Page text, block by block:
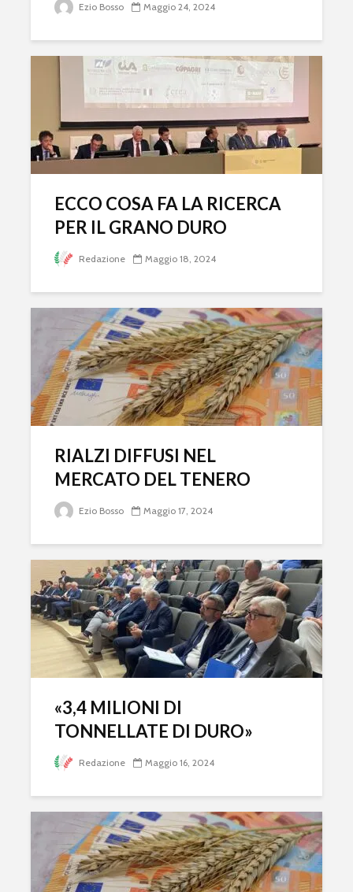
Ezio Bosso Maggio 24, 2024
ECCO COSA FA LA RICERCA
PER IL GRANO DURO
Redazione Maggio 18, 2024
RIALZI DIFFUSI NEL
MERCATO DEL TENERO
Ezio Bosso Maggio 17, 2024
«3,4 MILIONI DI
TONNELLATE DI DURO»
Redazione Maggio 16, 2024